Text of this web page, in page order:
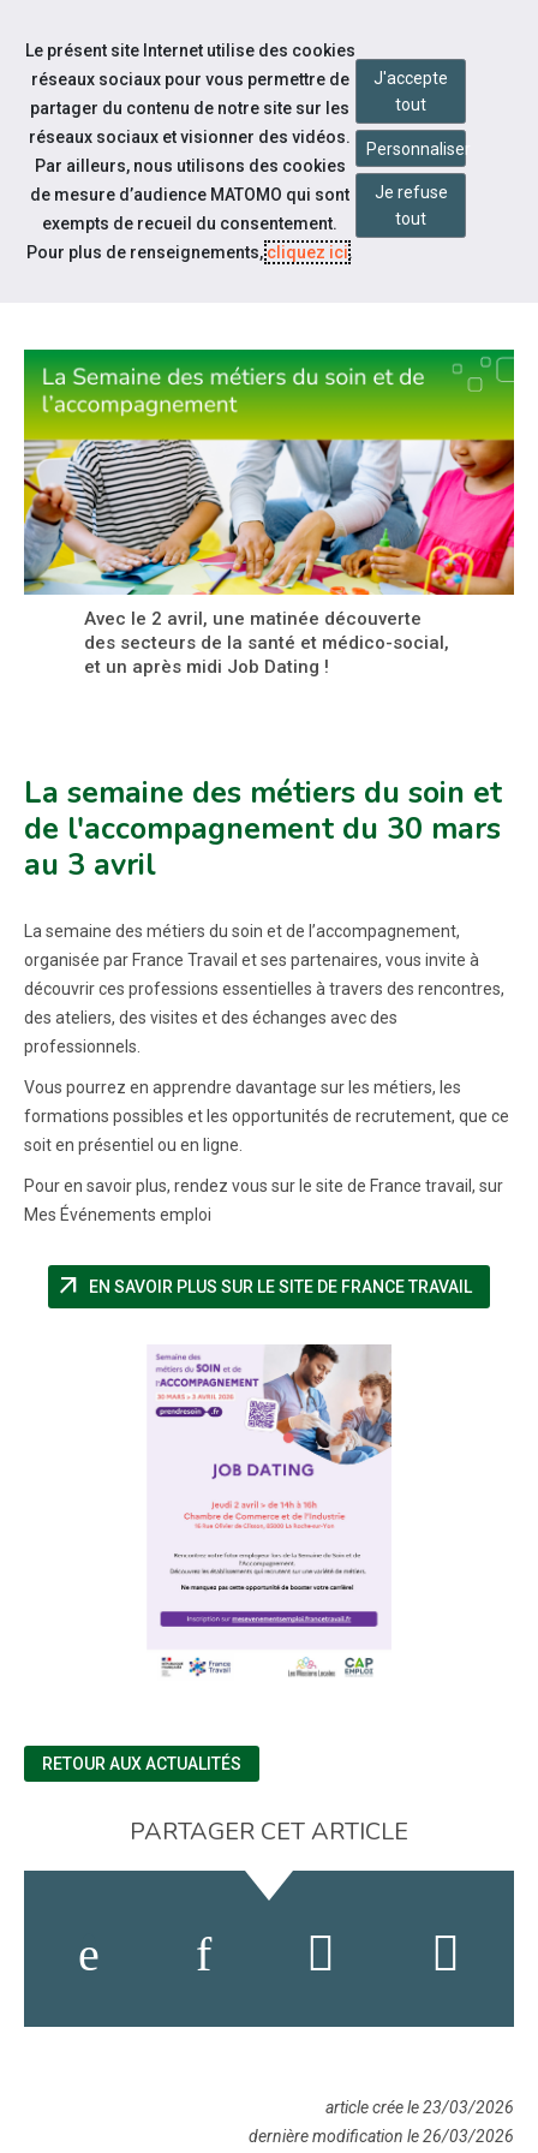
Aller au contenu
Notre actualité
SEMAINE DES MÉTIERS DU SOIN
Avec le 2 avril, une matinée découverte
des secteurs de la santé et médico-social,
et un après midi Job Dating !
La semaine des métiers du soin et
de l'accompagnement du 30 mars
au 3 avril
La semaine des métiers du soin et de l’accompagnement,
organisée par France Travail et ses partenaires, vous invite à
découvrir ces professions essentielles à travers des rencontres,
des ateliers, des visites et des échanges avec des
professionnels.
Vous pourrez en apprendre davantage sur les métiers, les
formations possibles et les opportunités de recrutement, que ce
soit en présentiel ou en ligne.
Pour en savoir plus, rendez vous sur le site de France travail, sur
Mes Événements emploi
arrow_outward EN SAVOIR PLUS SUR LE SITE DE FRANCE TRAVAIL
RETOUR AUX ACTUALITÉS
PARTAGER CET ARTICLE
article crée le 23/03/2026
dernière modification le 26/03/2026
Le présent site Internet utilise des cookies
réseaux sociaux pour vous permettre de
partager du contenu de notre site sur les
réseaux sociaux et visionner des vidéos.
Par ailleurs, nous utilisons des cookies
de mesure d’audience MATOMO qui sont
exempts de recueil du consentement.
Pour plus de renseignements,cliquez ici.
J'accepte
tout
Personnaliser
Je refuse
tout